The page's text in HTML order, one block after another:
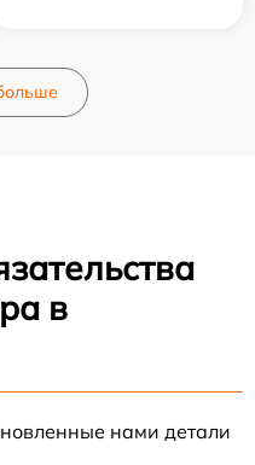
в
нами детали